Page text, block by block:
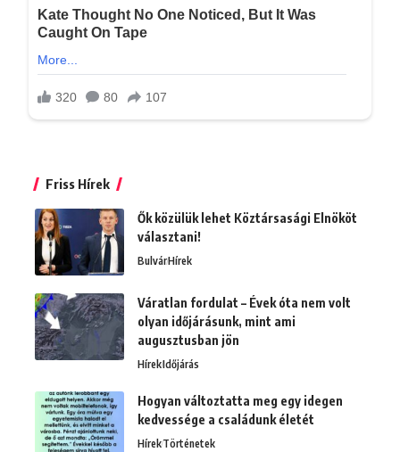
Friss Hírek
Ők közülük lehet Köztársasági Elnököt
választani!
BulvárHírek
Váratlan fordulat – Évek óta nem volt
olyan időjárásunk, mint ami
augusztusban jön
HírekIdőjárás
Hogyan változtatta meg egy idegen
kedvessége a családunk életét
HírekTörténetek